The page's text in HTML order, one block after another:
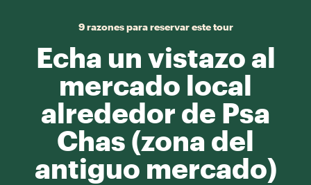
9 razones para reservar este tour
Echa un vistazo al
mercado local
alrededor de Psa
Chas (zona del
antiguo mercado)